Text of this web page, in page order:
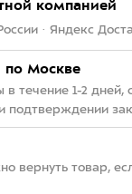
компанией
· Яндекс
по Москве
течение 1-2 дней,
подтверждении
вернуть товар,